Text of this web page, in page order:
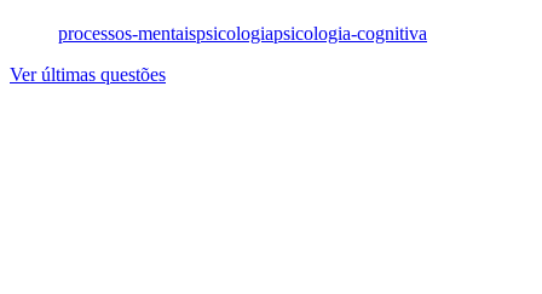
processos-mentaispsicologiapsicologia-cognitiva
Ver últimas questões